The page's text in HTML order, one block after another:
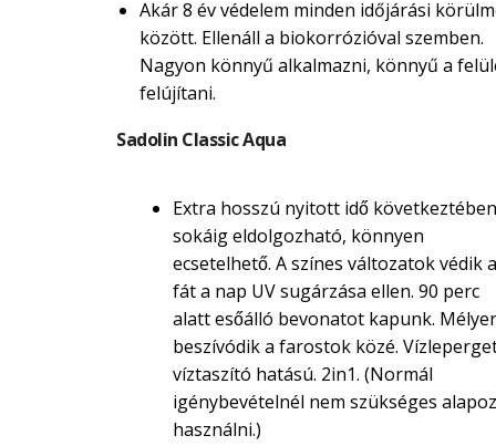
Akár 8 év védelem minden időjárási
között. Ellenáll a biokorrózióval szemben.
Nagyon könnyű alkalmazni, könnyű a
felújítani.
Sadolin Classic Aqua
Extra hosszú nyitott idő következtében
sokáig eldolgozható, könnyen
ecsetelhető. A színes változatok védik a
fát a nap UV sugárzása ellen. 90 perc
alatt esőálló bevonatot kapunk.
beszívódik a farostok közé.
víztaszító hatású. 2in1. (Normál
igénybevételnél nem szükséges
használni.)